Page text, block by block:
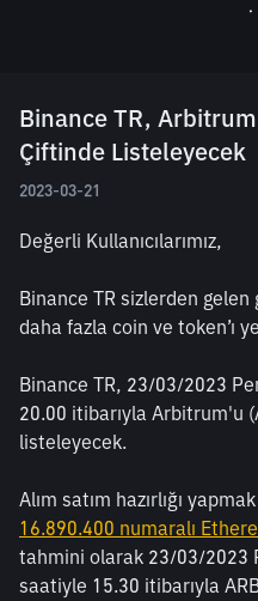
Binance TR,
Çiftinde Listeleyecek
2023-03-21
Değerli Kullanıcılarımız,
Binance TR sizlerden
daha fazla coin ve token’ı
Binance TR, 23/03/2023
20.00 itibarıyla Arbitrum'u
listeleyecek.
16.890.400 numaralı
tahmini olarak 23/03/2023
saatiyle 15.30 itibarıyla